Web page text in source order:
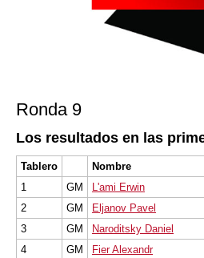
Ronda 9
Los resultados en las
Tablero Nombre
1
GM L'ami Erwin
2
GM Eljanov Pavel
3
GM Naroditsky Daniel
4
GM Fier Alexandr